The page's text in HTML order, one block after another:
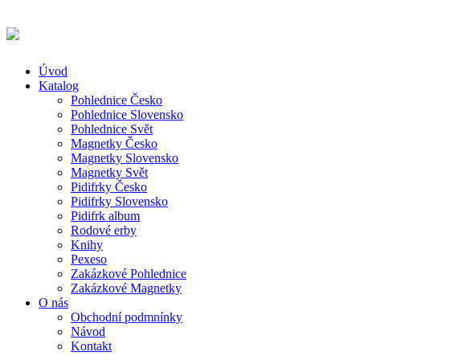
Úvod
Katalog
Pohlednice Česko
Pohlednice Slovensko
Pohlednice Svět
Magnetky Česko
Magnetky Slovensko
Magnetky Svět
Pidifrky Česko
Pidifrky Slovensko
Pidifrk album
Rodové erby
Knihy
Pexeso
Zakázkové Pohlednice
Zakázkové Magnetky
O nás
Obchodní podmnínky
Návod
Kontakt